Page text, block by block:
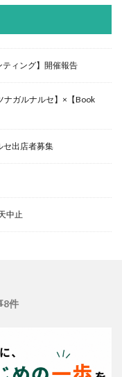
ィング】開催報告
ナガルナルセ】×【Book
出店者募集
中止
8件